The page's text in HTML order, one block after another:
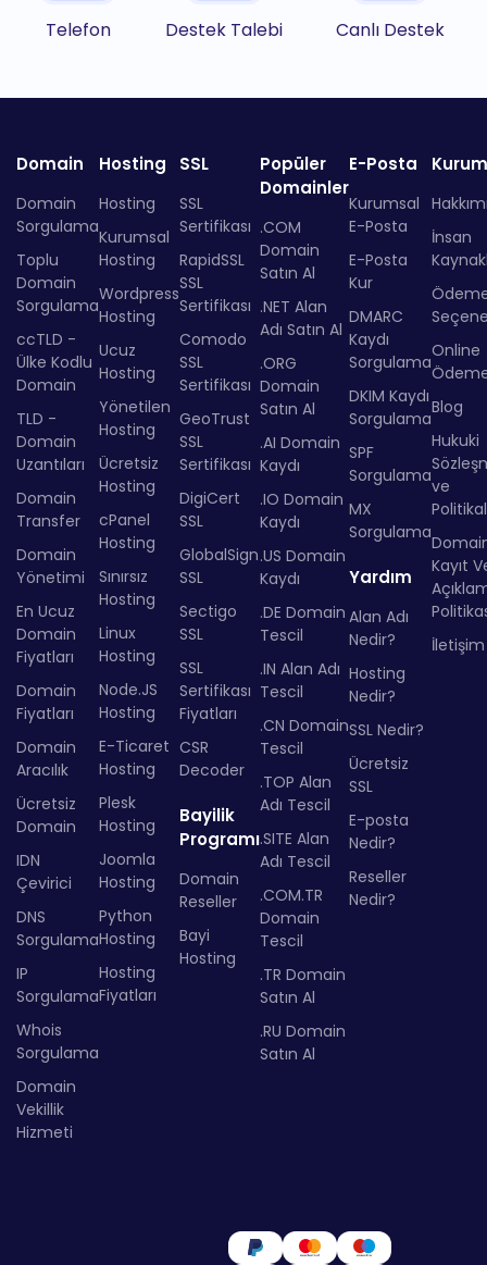
Telefon Destek Talebi Canlı Destek
Domain
Domain
Sorgulama
Toplu
Domain
Sorgulama
ccTLD -
Ülke Kodlu
Domain
TLD -
Domain
Uzantıları
Domain
Transfer
Domain
Yönetimi
En Ucuz
Domain
Fiyatları
Domain
Fiyatları
Domain
Aracılık
Ücretsiz
Domain
IDN
Çevirici
DNS
Sorgulama
IP
Sorgulama
Whois
Sorgulama
Domain
Vekillik
Hizmeti
Hosting
Hosting
Kurumsal
Hosting
Wordpress
Hosting
Ucuz
Hosting
Yönetilen
Hosting
Ücretsiz
Hosting
cPanel
Hosting
Sınırsız
Hosting
Linux
Hosting
Node.JS
Hosting
E-Ticaret
Hosting
Plesk
Hosting
Joomla
Hosting
Python
Hosting
Hosting
Fiyatları
SSL
SSL
Sertifikası
RapidSSL
SSL
Sertifikası
Comodo
SSL
Sertifikası
GeoTrust
SSL
Sertifikası
DigiCert
SSL
GlobalSign
SSL
Sectigo
SSL
SSL
Sertifikası
Fiyatları
CSR
Decoder
Bayilik
Programı
Domain
Reseller
Bayi
Hosting
Popüler
Domainler
.COM
Domain
Satın Al
.NET Alan
Adı Satın Al
.ORG
Domain
Satın Al
.AI Domain
Kaydı
.IO Domain
Kaydı
.US Domain
Kaydı
.DE Domain
Tescil
.IN Alan Adı
Tescil
.CN Domain
Tescil
.TOP Alan
Adı Tescil
.SITE Alan
Adı Tescil
.COM.TR
Domain
Tescil
.TR Domain
Satın Al
.RU Domain
Satın Al
E-Posta
Kurumsal
E-Posta
E-Posta
Kur
DMARC
Kaydı
Sorgulama
DKIM Kaydı
Sorgulama
SPF
Sorgulama
MX
Sorgulama
Yardım
Alan Adı
Nedir?
Hosting
Nedir?
SSL Nedir?
Ücretsiz
SSL
E-posta
Nedir?
Reseller
Nedir?
İnsan
Online
Blog
Hukuki
ve
Kayıt
İletişim